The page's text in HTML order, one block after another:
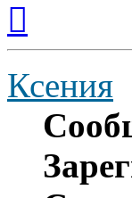
началу
Ксения